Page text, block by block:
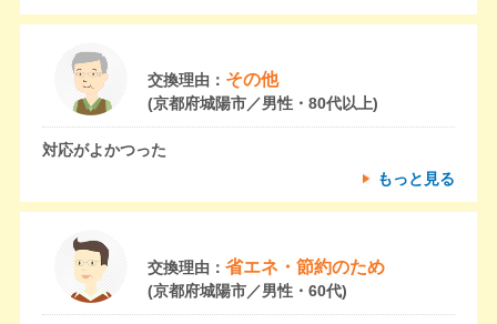
交換理由： その他
(京都府城陽市／男性・80代以上)
対応がよかつった
もっと見る
交換理由： 省エネ・節約のため
(京都府城陽市／男性・60代)